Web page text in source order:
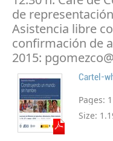
de
Asistencia libre
confirmación de
2015:
Cartel-
Pages: 1
Size: